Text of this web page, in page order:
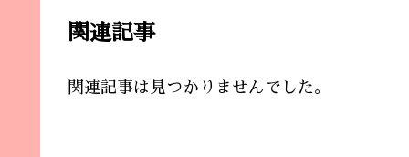
関連記事
関連記事は見つかりませんでした。